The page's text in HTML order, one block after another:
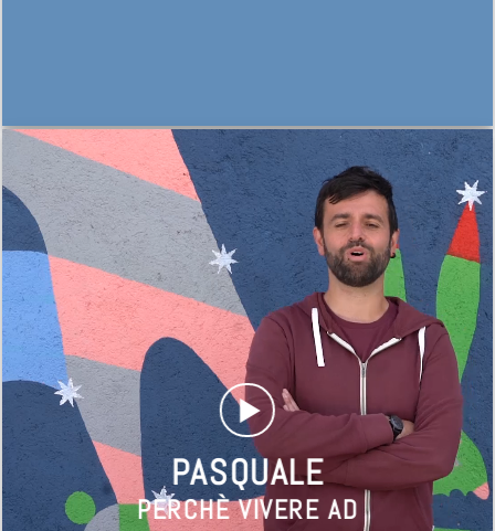
PASQUALE
PERCHÈ VIVERE AD